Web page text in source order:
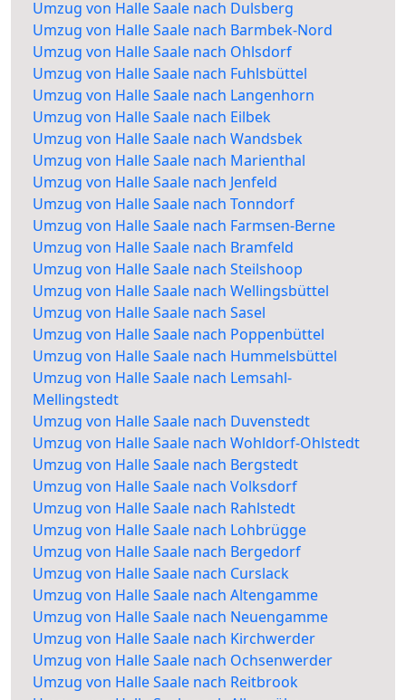
Umzug von Halle Saale nach Dulsberg
Umzug von Halle Saale nach Barmbek-Nord
Umzug von Halle Saale nach Ohlsdorf
Umzug von Halle Saale nach Fuhlsbüttel
Umzug von Halle Saale nach Langenhorn
Umzug von Halle Saale nach Eilbek
Umzug von Halle Saale nach Wandsbek
Umzug von Halle Saale nach Marienthal
Umzug von Halle Saale nach Jenfeld
Umzug von Halle Saale nach Tonndorf
Umzug von Halle Saale nach Farmsen-Berne
Umzug von Halle Saale nach Bramfeld
Umzug von Halle Saale nach Steilshoop
Umzug von Halle Saale nach Wellingsbüttel
Umzug von Halle Saale nach Sasel
Umzug von Halle Saale nach Poppenbüttel
Umzug von Halle Saale nach Hummelsbüttel
Umzug von Halle Saale nach Lemsahl-
Mellingstedt
Umzug von Halle Saale nach Duvenstedt
Umzug von Halle Saale nach Wohldorf-Ohlstedt
Umzug von Halle Saale nach Bergstedt
Umzug von Halle Saale nach Volksdorf
Umzug von Halle Saale nach Rahlstedt
Umzug von Halle Saale nach Lohbrügge
Umzug von Halle Saale nach Bergedorf
Umzug von Halle Saale nach Curslack
Umzug von Halle Saale nach Altengamme
Umzug von Halle Saale nach Neuengamme
Umzug von Halle Saale nach Kirchwerder
Umzug von Halle Saale nach Ochsenwerder
Umzug von Halle Saale nach Reitbrook